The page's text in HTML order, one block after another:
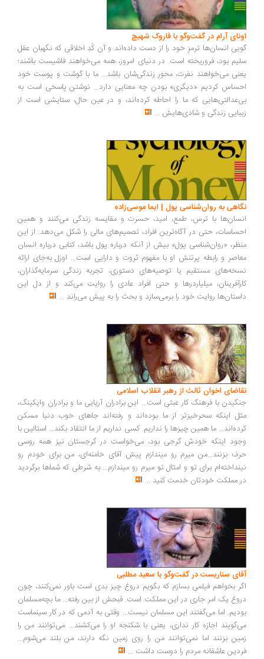
آرام در گفت‌وگو با فاروک شهیچ‭
انسان‌ها ترمزِ خود را از دست داده‌اند و آن کُدِ اخلاقی که نگهبان عقل
بود، فروریخته است. در دنیای امروز، همه می‌خواهند فاشیست باشند؛
می‌خواهند نفرت، محورِ زندگی‌شان باشد... ما با گوشت و پوست خود
کردیم «دیگری» بودن چه معنایی دارد... نوشتن پاسخی است به
که ما را احاطه کرده‌اند، و در عین حال، ستایشی است از
زندگی و شادی‌هایش...
به روان‌شناسی پول | ایما موسی‌زاده
با ترس، طمع، امید، حسرت و مقایسه زندگی می‌کنند و همین
حتی در آگاه‌ترین افراد، تصمیم‌های مالی را شکل می‌دهد. از این
«روان‌شناسی پول» بیش از آنکه درباره پول باشد، کتابی درباره انسان
و رابطه پرتنش او با مفهوم ثروت و دارایی است... اوزل به‌جای ارائه
مستقیم یا توصیه‌های دستوری، تجربه زندگی سرمایه‌گذاران،
میلیاردرها و حتی افراد عادی را روایت می‌کند و از دل این
روایت خود را برمی‌سازد و بحث را به پیش می‌راند ...
اخوان ثالث از رهبر انقلاب اسلامی
با فرهنگ کار عبثی است... این برادران آریایی ما و برادران وایکینگ،
اینکه سحرخیزتر از ما بوده‌اند و رفته‌اند جاهای خوب دنیا مسکن
ما همین چیزها را نداریم. کسی نداریم از ما انتقاد بکند... استالین با
اینکه خودش گرجی بود، می‌خواست در گرجستان نیز همه روسی
بزنند...من میرم رو میندازم پیش آقای خامنه‌ای، من برای خودم رو
برای تو و امثال تو میرم رو میندازم... به شرطی که شماها برگردید
مملکت خودتان خدمت کنید...
سناریست در گفت‌وگو با سعید مطلبی
بخواهم فیلمی بسازم که بگویم دروغ چیز بدی است باور نمی‌کنند، چون
یک امر جاری در این مملکت است. قبحش از بین رفته... ما بچه‌مسلمان
اما می‌گفتند این مسلمان نیست... وقتی به آدمی که در کار سینماست
اجازه کار نداری، یعنی با شکنجه او را می‌کشند... می‌توانند من را
بزنند اما نمی‌توانند من را روی زمین نگه دارند، من بلند می‌شوم...
عاشقانه مردم را دوست داشت ...